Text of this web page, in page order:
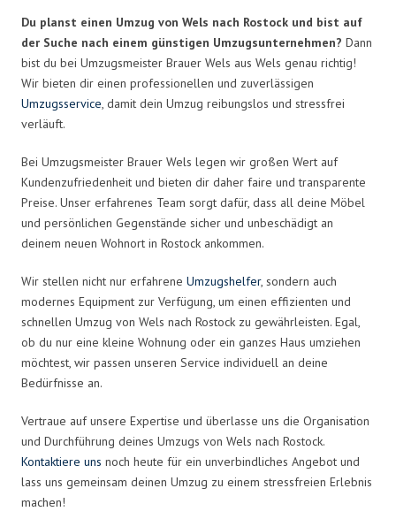
Du planst einen Umzug von Wels nach Rostock und bist auf
der Suche nach einem günstigen Umzugsunternehmen? Dann
bist du bei Umzugsmeister Brauer Wels aus Wels genau richtig!
Wir bieten dir einen professionellen und zuverlässigen
Umzugsservice, damit dein Umzug reibungslos und stressfrei
verläuft.
Bei Umzugsmeister Brauer Wels legen wir großen Wert auf
Kundenzufriedenheit und bieten dir daher faire und transparente
Preise. Unser erfahrenes Team sorgt dafür, dass all deine Möbel
und persönlichen Gegenstände sicher und unbeschädigt an
deinem neuen Wohnort in Rostock ankommen.
Wir stellen nicht nur erfahrene Umzugshelfer, sondern auch
modernes Equipment zur Verfügung, um einen effizienten und
schnellen Umzug von Wels nach Rostock zu gewährleisten. Egal,
ob du nur eine kleine Wohnung oder ein ganzes Haus umziehen
möchtest, wir passen unseren Service individuell an deine
Bedürfnisse an.
Vertraue auf unsere Expertise und überlasse uns die Organisation
und Durchführung deines Umzugs von Wels nach Rostock.
Kontaktiere uns noch heute für ein unverbindliches Angebot und
lass uns gemeinsam deinen Umzug zu einem stressfreien Erlebnis
machen!